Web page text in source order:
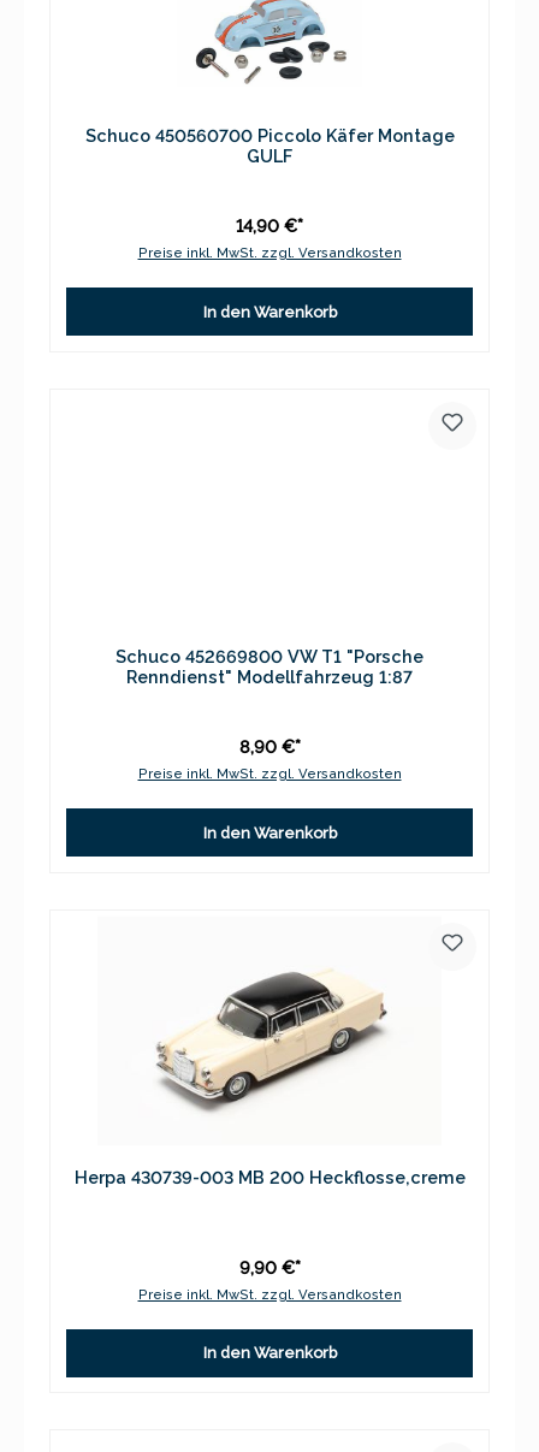
Schuco 450560700 Piccolo Käfer Montage
GULF
14,90 €*
Preise inkl. MwSt. zzgl. Versandkosten
In den Warenkorb
Schuco 452669800 VW T1 "Porsche
Renndienst" Modellfahrzeug 1:87
8,90 €*
Preise inkl. MwSt. zzgl. Versandkosten
In den Warenkorb
Herpa 430739-003 MB 200 Heckflosse,creme
9,90 €*
Preise inkl. MwSt. zzgl. Versandkosten
In den Warenkorb